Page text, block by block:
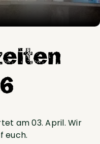
am 03. April. Wir
euch.